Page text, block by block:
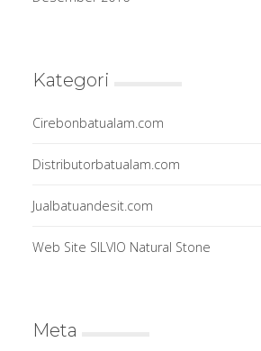
Kategori
Cirebonbatualam.com
Distributorbatualam.com
Jualbatuandesit.com
Web Site SILVIO Natural Stone
Meta